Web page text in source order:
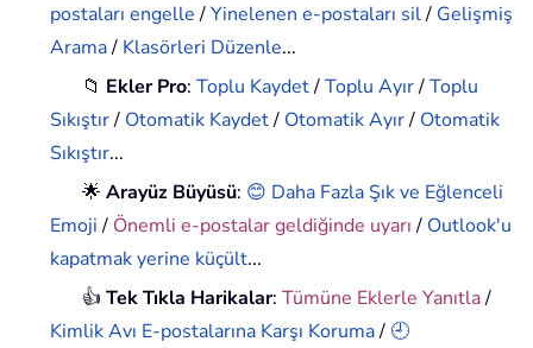
postaları engelle/Yinelenen e-postaları sil/ Gelişmiş
Arama/ Klasörleri Düzenle...
📁 Ekler Pro:Toplu Kaydet/Toplu Ayır/Toplu
Sıkıştır/ Otomatik Kaydet/ Otomatik Ayır/ Otomatik
Sıkıştır...
🌟Arayüz Büyüsü: 😊 Daha Fazla Şık ve Eğlenceli
Emoji/ Önemli e-postalar geldiğinde uyarı/ Outlook'u
kapatmak yerine küçült...
👍Tek Tıkla Harikalar:Tümüne Eklerle Yanıtla/
Kimlik Avı E-postalarına Karşı Koruma/ 🕘